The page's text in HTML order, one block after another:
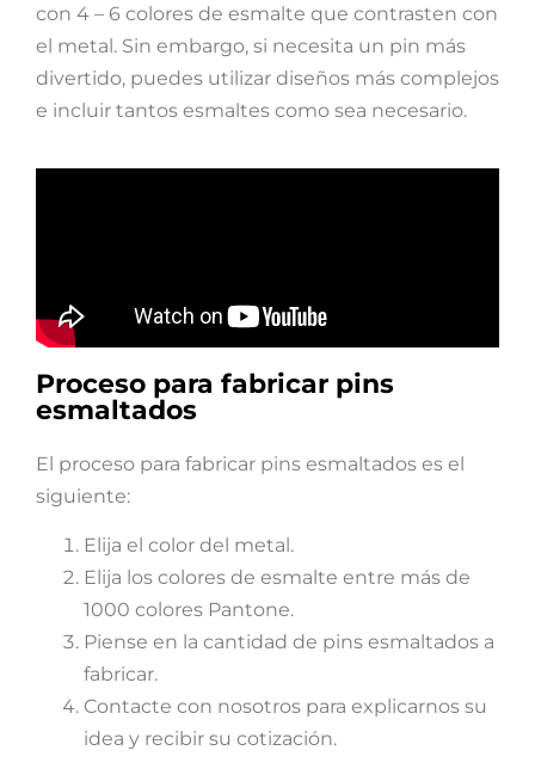
con 4 – 6 colores de esmalte que contrasten con
el metal. Sin embargo, si necesita un pin más
divertido, puedes utilizar diseños más complejos
e incluir tantos esmaltes como sea necesario.
Proceso para fabricar pins
esmaltados
El proceso para fabricar pins esmaltados es el
siguiente:
Elija el color del metal.
Elija los colores de esmalte entre más de
1000 colores Pantone.
Piense en la cantidad de pins esmaltados a
fabricar.
Contacte con nosotros para explicarnos su
idea y recibir su cotización.